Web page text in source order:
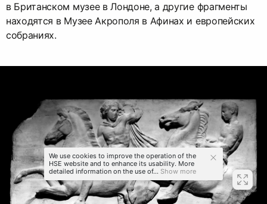
в Британском музее в Лондоне, а другие фрагменты
находятся в Музее Акрополя в Афинах и европейских
собраниях.
We use cookies to improve the operation of the
HSE website and to enhance its usability. More
detailed information on the use of... Show more